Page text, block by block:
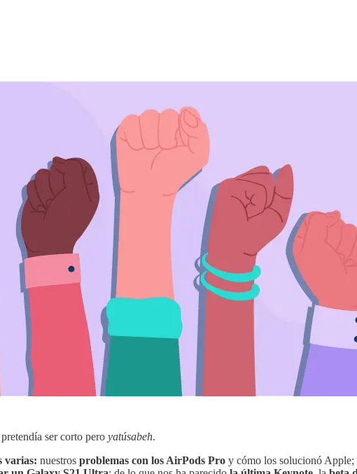
ser corto pero yatúsabeh.
varias: nuestros problemas con los AirPods Pro y cómo los solucionó Apple;